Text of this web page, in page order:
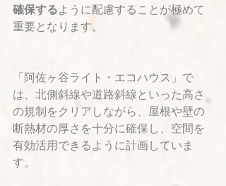
確保するように配慮することが極めて
重要となります。
「阿佐ヶ谷ライト・エコハウス」で
は、北側斜線や道路斜線といった高さ
の規制をクリアしながら、屋根や壁の
断熱材の厚さを十分に確保し、空間を
有効活用できるように計画していま
す。